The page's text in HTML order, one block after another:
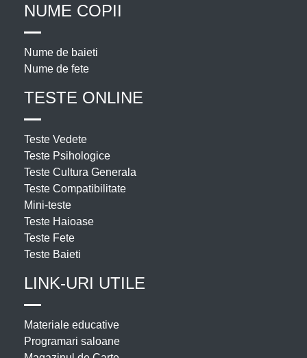
NUME COPII
Nume de baieti
Nume de fete
TESTE ONLINE
Teste Vedete
Teste Psihologice
Teste Cultura Generala
Teste Compatibilitate
Mini-teste
Teste Haioase
Teste Fete
Teste Baieti
LINK-URI UTILE
Materiale educative
Programari saloane